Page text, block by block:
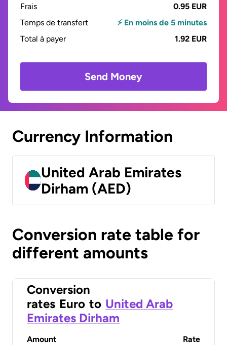
Frais
0.95 EUR
Temps de transfert
⚡ En moins de 5 minutes
Total à payer
1.92 EUR
Send Money
Currency Information
United Arab Emirates
Dirham (AED)
Conversion rate table for
different amounts
Conversion
rates Euro to United Arab
Emirates Dirham
Amount Rate